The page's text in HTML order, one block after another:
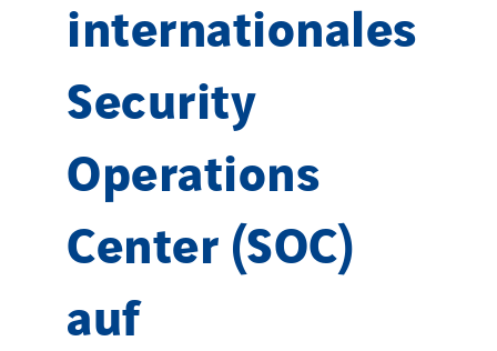
internationales
Security
Operations
Center (SOC)
auf